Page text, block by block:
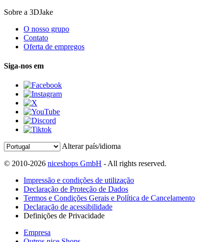
Sobre a 3DJake
O nosso grupo
Contato
Oferta de empregos
Siga-nos em
Alterar país/idioma
© 2010-2026 niceshops GmbH - All rights reserved.
Impressão e condições de utilização
Declaração de Proteção de Dados
Termos e Condições Gerais e Política de Cancelamento
Declaração de acessibilidade
Definições de Privacidade
Empresa